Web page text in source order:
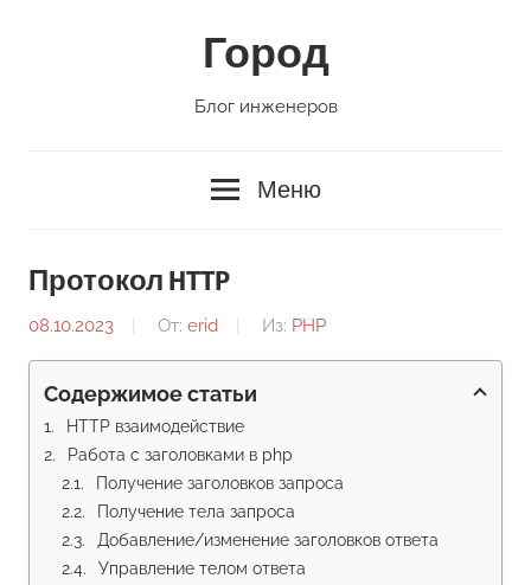
Город
Блог инженеров
Меню
Протокол HTTP
08.10.2023 От: erid Из: PHP
Содержимое статьи
HTTP взаимодействие
Работа с заголовками в php
Получение заголовков запроса
Получение тела запроса
Добавление/изменение заголовков ответа
Управление телом ответа